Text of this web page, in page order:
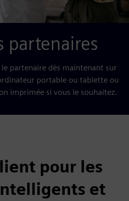
partenaires
partenaire dès maintenant sur
portable ou tablette ou
imprimée si vous le souhaitez.
pour les
et